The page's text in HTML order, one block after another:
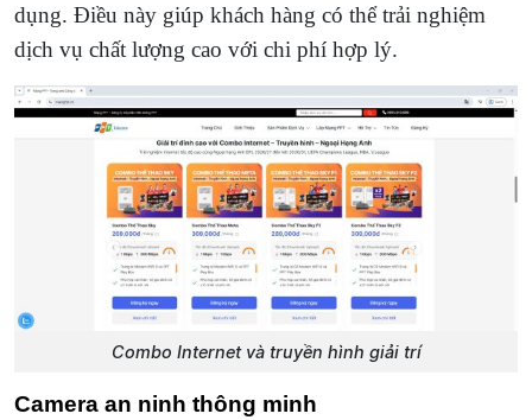
dụng. Điều này giúp khách hàng có thể trải nghiệm
dịch vụ chất lượng cao với chi phí hợp lý.
Combo Internet và truyền hình giải trí
Camera an ninh thông minh